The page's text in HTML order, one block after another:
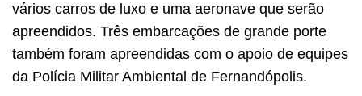
vários carros de luxo e uma aeronave que serão
apreendidos. Três embarcações de grande porte
também foram apreendidas com o apoio de equipes
da Polícia Militar Ambiental de Fernandópolis.